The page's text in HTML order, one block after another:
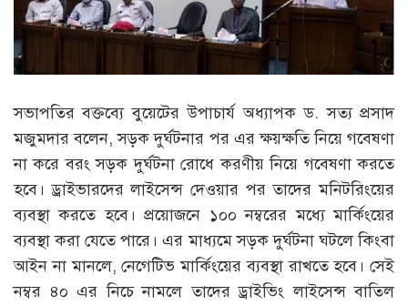
সভাপতির বক্তব্যে বুয়েটের উপাচার্য অধ্যাপক ড. সত্য প্রসাদ
মজুমদার বলেন, সড়ক দুর্ঘটনার পর এর ক্ষয়ক্ষতি নিয়ে গবেষণা
না করে বরং সড়ক দুর্ঘটনা রোধে করণীয় নিয়ে গবেষণা করতে
হবে। ড্রাইভারদের লাইসেন্স দেওয়ার পর তাদের মনিটরিংয়ের
ব্যবস্থা করতে হবে। প্রয়োজনে ১০০ নম্বরের মধ্যে মার্কিংয়ের
ব্যবস্থা করা যেতে পারে। এর মাধ্যমে সড়ক দুর্ঘটনা ঘটলে কিংবা
আইন না মানলে, নেগেটিভ মার্কিংয়ের ব্যবস্থা রাখতে হবে। সেই
নম্বর ৪০ এর নিচে নামলে তাদের ড্রাইভিং লাইসেন্স বাতিল